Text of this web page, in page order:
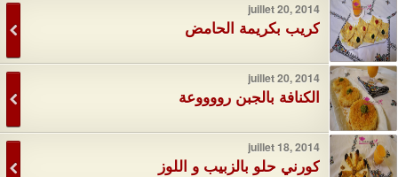
juillet 20, 2014
كريب بكريمة الحامض
juillet 20, 2014
الكنافة بالجبن رووووعة
juillet 18, 2014
كورني حلو بالزبيب و اللوز